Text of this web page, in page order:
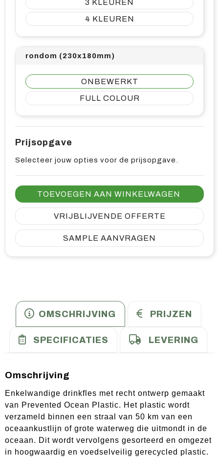
3
4
rondom (230x180mm)
ONBEWERKT
FULL COLOUR
Prijsopgave
Selecteer jouw opties voor de prijsopgave.
TOEVOEGEN AAN WINKELWAGEN
VRIJBLIJVENDE OFFERTE
SAMPLE AANVRAGEN
OMSCHRIJVING PRIJZEN
SPECIFICATIES LEVERING
Omschrijving
Enkelwandige drinkfles met recht ontwerp gemaakt
van Prevented Ocean Plastic. Het plastic wordt
verzameld binnen een straal van 50 km van een
oceaankustlijn of grote waterweg die uitmondt in de
oceaan. Dit wordt vervolgens gesorteerd en omgezet
in hoogwaardig en voedselveilig gerecycled plastic.